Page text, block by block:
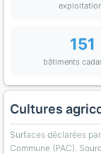
151
bâtiments
Cultures
Surfaces déclarées
Commune (PAC).